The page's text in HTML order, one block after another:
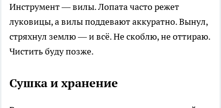
Инструмент — вилы. Лопата часто режет
луковицы, а вилы поддевают аккуратно. Вынул,
стряхнул землю — и всё. Не скоблю, не оттираю.
Чистить буду позже.
Сушка и хранение